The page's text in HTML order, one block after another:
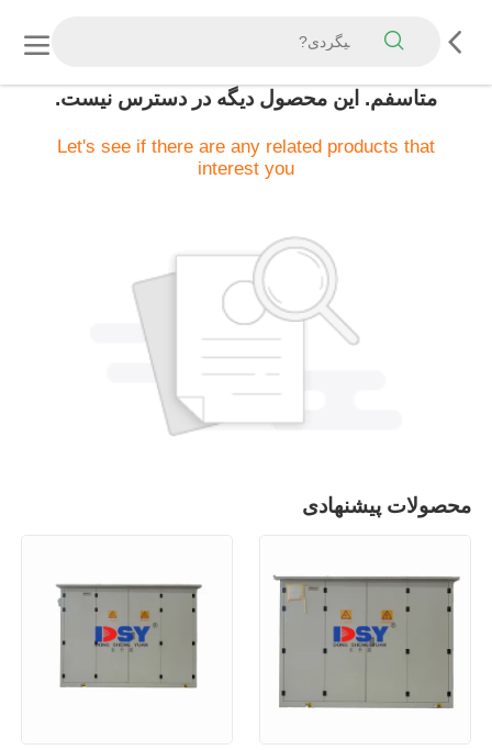
متاسفم. اين محصول ديگه در دسترس نيست.
Let's see if there are any related products that
interest you
محصولات پیشنهادی